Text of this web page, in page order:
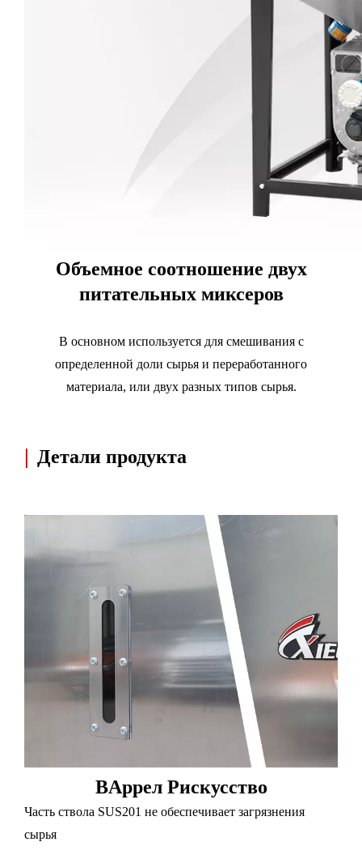
Объемное соотношение двух
питательных миксеров
В основном используется для смешивания с
определенной доли сырья и переработанного
материала, или двух разных типов сырья.
| Детали продукта
BАррел Pискусство
Часть ствола SUS201 не обеспечивает загрязнения
сырья